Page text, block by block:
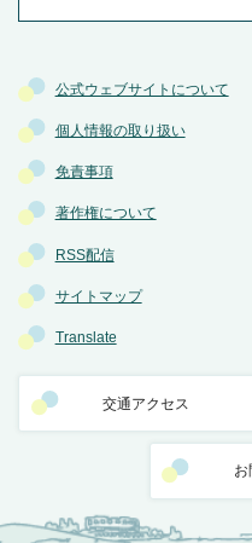
公式ウェブサイトについて
個人情報の取り扱い
免責事項
著作権について
RSS配信
サイトマップ
Translate
交通アクセス
お